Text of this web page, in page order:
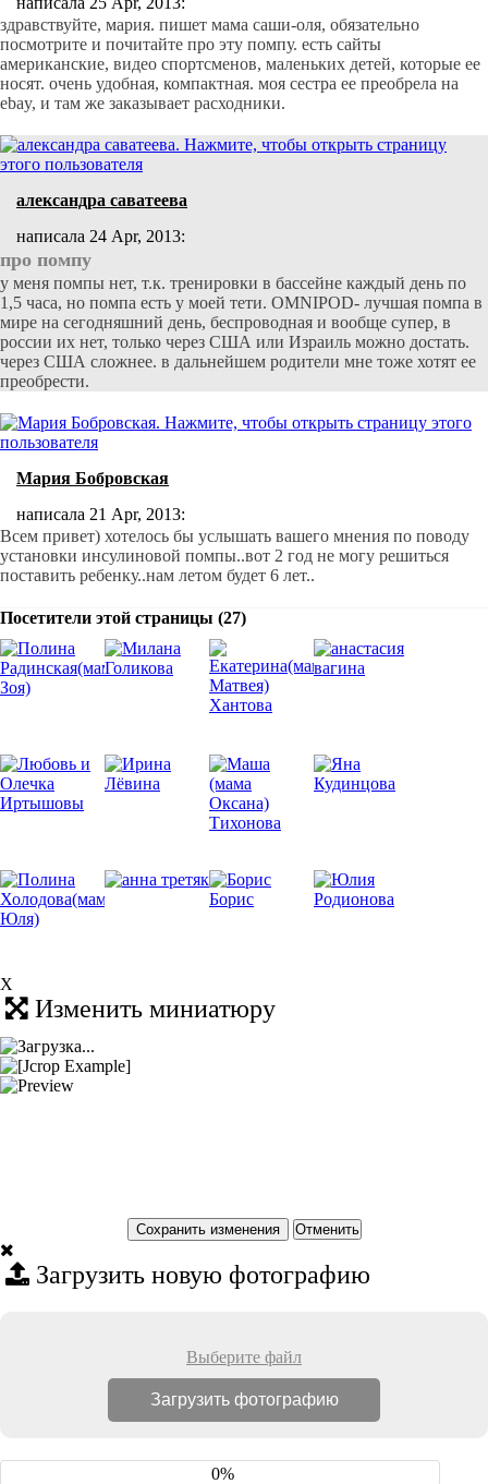
здравствуйте, мария. пишет мама саши-оля, обязательно
посмотрите и почитайте про эту помпу. есть сайты
американские, видео спортсменов, маленьких детей, которые ее
носят. очень удобная, компактная. моя сестра ее преобрела на
ebay, и там же заказывает расходники.
александра саватеева
написала 24 Apr, 2013:
про помпу
у меня помпы нет, т.к. тренировки в бассейне каждый день по
1,5 часа, но помпа есть у моей тети. OMNIPOD- лучшая помпа в
мире на сегодняшний день, беспроводная и вообще супер, в
россии их нет, только через США или Израиль можно достать.
через США сложнее. в дальнейшем родители мне тоже хотят ее
преобрести.
Мария Бобровская
написала 21 Apr, 2013:
Всем привет) хотелось бы услышать вашего мнения по поводу
установки инсулиновой помпы..вот 2 год не могу решиться
поставить ребенку..нам летом будет 6 лет..
Посетители этой страницы (27)
X
Изменить миниатюру
Сохранить изменения
Загрузить новую фотографию
Выберите файл
0%